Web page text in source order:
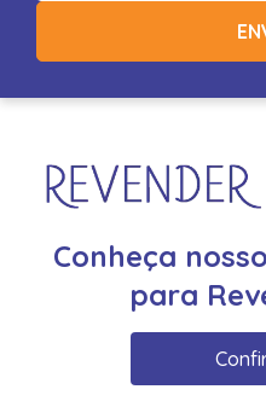
Conheça
para